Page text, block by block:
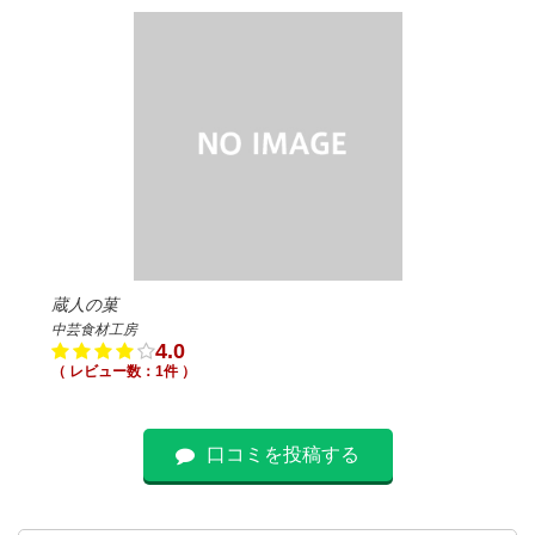
蔵人の菓
中芸食材工房
4.0
（ レビュー数：1件 ）
口コミを投稿する